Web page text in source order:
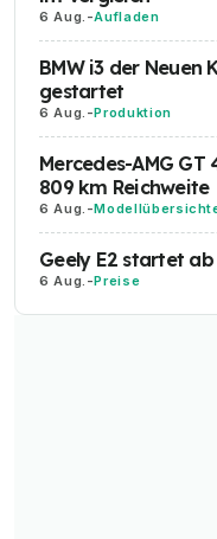
6 Aug. -Aufladen
BMW i3 der Neuen
gestartet
6 Aug. -Produktion
Mercedes-AMG
809 km Reichweite
6 Aug. -
Geely E2 startet
6 Aug. -Preise